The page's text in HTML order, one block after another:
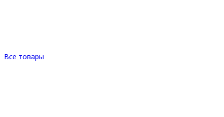
Все товары